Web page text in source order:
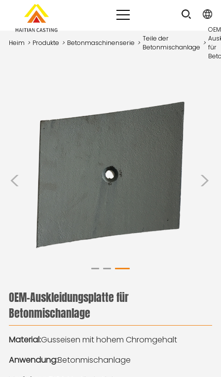
Heim > Produkte > Betonmaschinenserie >
Teile der
Betonmischanlage
>
für
>
<
OEM-Auskleidungsplatte für
Betonmischanlage
Material:Gusseisen mit hohem Chromgehalt
Anwendung:Betonmischanlage